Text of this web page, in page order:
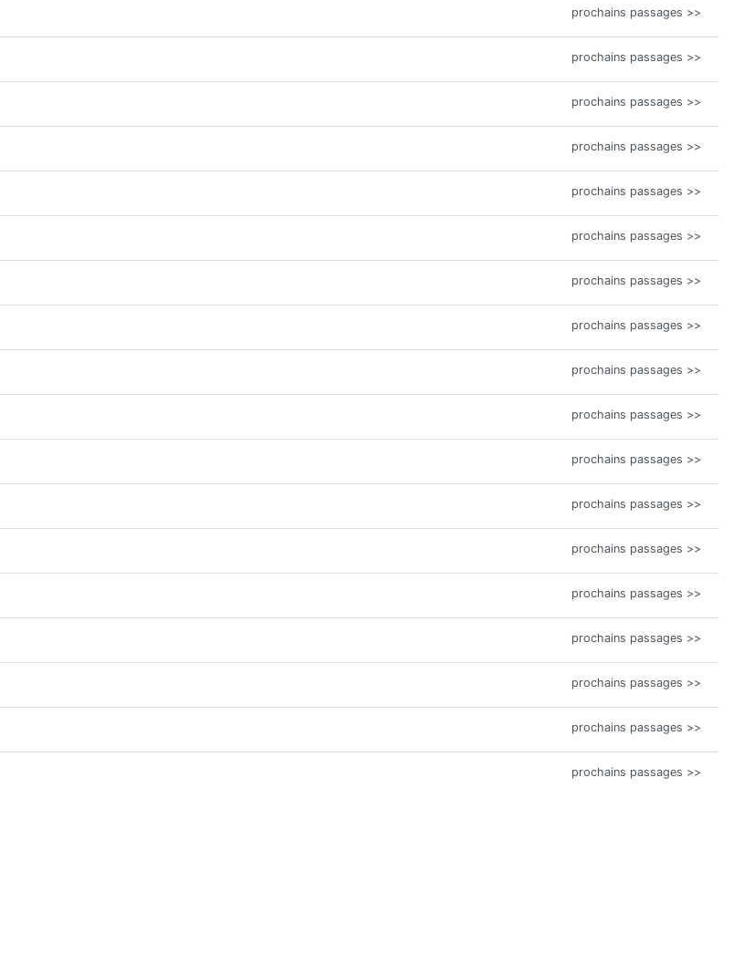
prochains passages >>
prochains passages >>
prochains passages >>
prochains passages >>
prochains passages >>
prochains passages >>
prochains passages >>
prochains passages >>
prochains passages >>
prochains passages >>
prochains passages >>
prochains passages >>
prochains passages >>
prochains passages >>
prochains passages >>
prochains passages >>
prochains passages >>
prochains passages >>